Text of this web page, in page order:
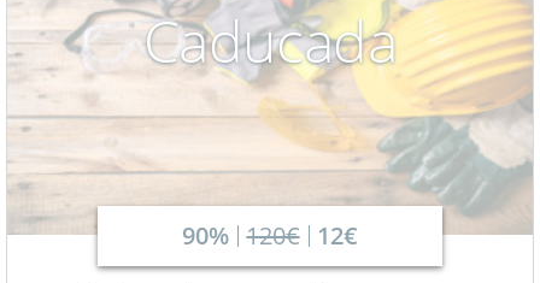
Caducada
90% 120€ 12€